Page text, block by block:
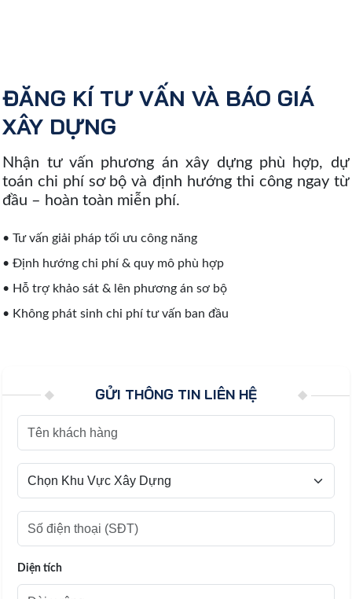
ĐĂNG KÍ TƯ VẤN VÀ BÁO GIÁ
XÂY DỰNG
Nhận tư vấn phương án xây dựng phù hợp, dự
toán chi phí sơ bộ và định hướng thi công ngay từ
đầu – hoàn toàn miễn phí.
• Tư vấn giải pháp tối ưu công năng
• Định hướng chi phí & quy mô phù hợp
• Hỗ trợ khảo sát & lên phương án sơ bộ
• Không phát sinh chi phí tư vấn ban đầu
GỬI THÔNG TIN LIÊN HỆ
Diện tích